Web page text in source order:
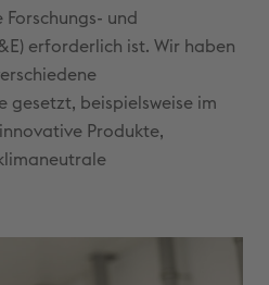
und
erforderlich ist. Wir haben
gesetzt, beispielsweise im
Produkte,